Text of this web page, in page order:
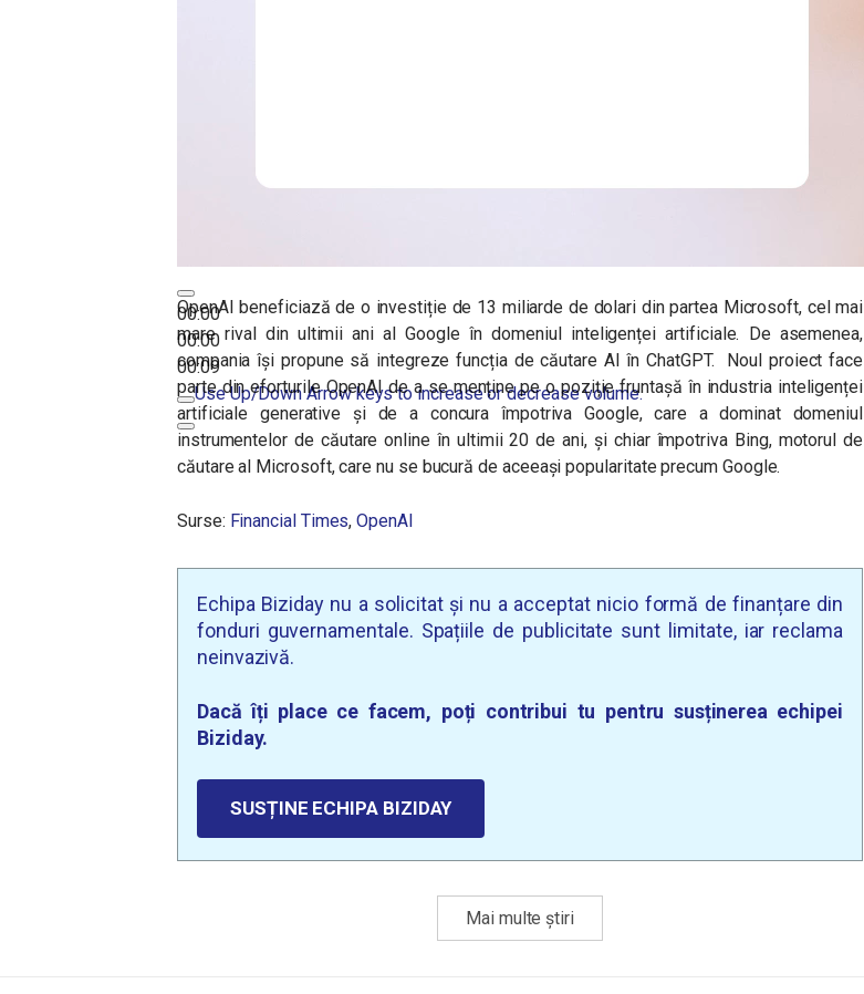
00:00
00:00
00:09
Use Up/Down Arrow keys to increase or decrease volume.
OpenAI beneficiază de o investiție de 13 miliarde de dolari din partea Microsoft, cel mai
mare rival din ultimii ani al Google în domeniul inteligenței artificiale. De asemenea,
compania își propune să integreze funcția de căutare AI în ChatGPT. Noul proiect face
parte din eforturile OpenAI de a se menține pe o poziție fruntașă în industria inteligenței
artificiale generative și de a concura împotriva Google, care a dominat domeniul
instrumentelor de căutare online în ultimii 20 de ani, și chiar împotriva Bing, motorul de
căutare al Microsoft, care nu se bucură de aceeași popularitate precum Google.
Surse: Financial Times,OpenAI
Echipa Biziday nu a solicitat și nu a acceptat nicio formă de finanțare din
fonduri guvernamentale. Spațiile de publicitate sunt limitate, iar reclama
neinvazivă.
Dacă îți place ce facem, poți contribui tu pentru susținerea echipei
Biziday.
SUSȚINE ECHIPA BIZIDAY
Mai multe știri